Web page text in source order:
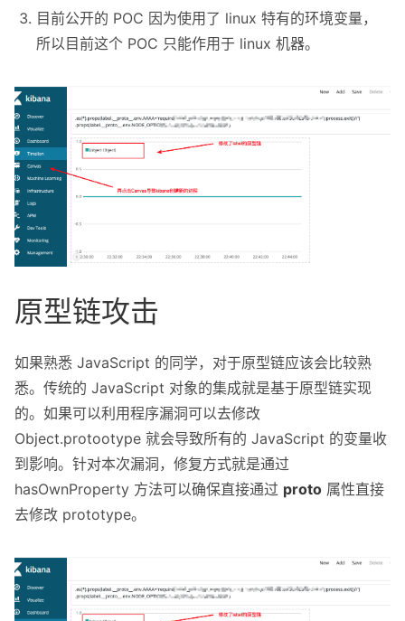
目前公开的 POC 因为使用了 linux 特有的环境变量，
所以目前这个 POC 只能作用于 linux 机器。
原型链攻击
如果熟悉 JavaScript 的同学，对于原型链应该会比较熟
悉。传统的 JavaScript 对象的集成就是基于原型链实现
的。如果可以利用程序漏洞可以去修改
Object.protootype 就会导致所有的 JavaScript 的变量收
到影响。针对本次漏洞，修复方式就是通过
hasOwnProperty 方法可以确保直接通过 proto 属性直接
去修改 prototype。